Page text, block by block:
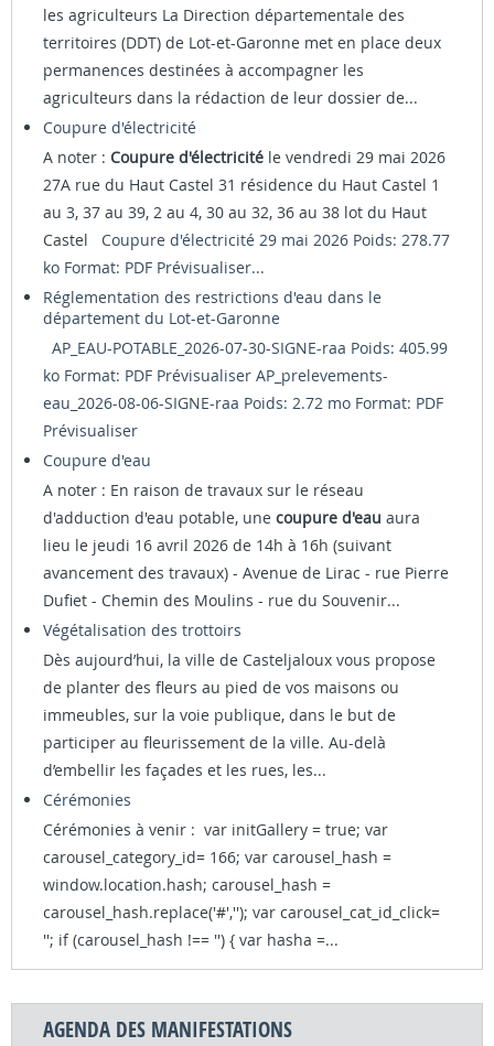
les agriculteurs La Direction départementale des
territoires (DDT) de Lot-et-Garonne met en place deux
permanences destinées à accompagner les
agriculteurs dans la rédaction de leur dossier de...
Coupure d'électricité
A noter : Coupure d'électricité le vendredi 29 mai 2026
27A rue du Haut Castel 31 résidence du Haut Castel 1
au 3, 37 au 39, 2 au 4, 30 au 32, 36 au 38 lot du Haut
Castel Coupure d'électricité 29 mai 2026 Poids: 278.77
ko Format: PDF Prévisualiser...
Réglementation des restrictions d'eau dans le
département du Lot-et-Garonne
AP_EAU-POTABLE_2026-07-30-SIGNE-raa Poids: 405.99
ko Format: PDF Prévisualiser AP_prelevements-
eau_2026-08-06-SIGNE-raa Poids: 2.72 mo Format: PDF
Prévisualiser
Coupure d'eau
A noter : En raison de travaux sur le réseau
d'adduction d'eau potable, une coupure d'eau aura
lieu le jeudi 16 avril 2026 de 14h à 16h (suivant
avancement des travaux) - Avenue de Lirac - rue Pierre
Dufiet - Chemin des Moulins - rue du Souvenir...
Végétalisation des trottoirs
Dès aujourd’hui, la ville de Casteljaloux vous propose
de planter des fleurs au pied de vos maisons ou
immeubles, sur la voie publique, dans le but de
participer au fleurissement de la ville. Au-delà
d’embellir les façades et les rues, les...
Cérémonies
Cérémonies à venir : var initGallery = true; var
carousel_category_id= 166; var carousel_hash =
window.location.hash; carousel_hash =
carousel_hash.replace('#',''); var carousel_cat_id_click=
''; if (carousel_hash !== '') { var hasha =...
AGENDA DES MANIFESTATIONS